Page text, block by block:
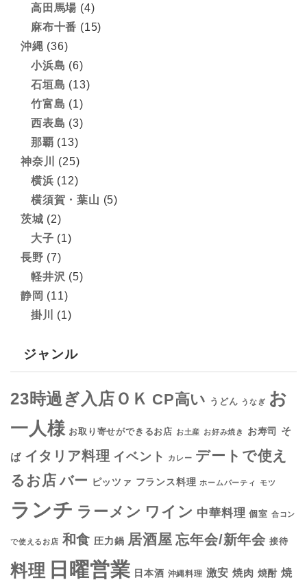
高田馬場 (4)
麻布十番 (15)
沖縄 (36)
小浜島 (6)
石垣島 (13)
竹富島 (1)
西表島 (3)
那覇 (13)
神奈川
(25)
横浜 (12)
横須賀・葉山 (5)
茨城 (2)
大子 (1)
長野 (7)
軽井沢 (5)
静岡 (11)
掛川
(1)
ジャンル
23時過ぎ入店ＯＫ CP高い うどん うなぎ お
一人様 お取り寄せができるお店 お土産 お好み焼き お寿司 そ
ば イタリア料理 イベント カレー デートで使え
るお店 バー ピッツァ フランス料理 ホームパーティ モツ
ランチ ラーメン ワイン 中華料理 個室 合コン
で使えるお店 和食 圧力鍋 居酒屋 忘年会/新年会 接待
料理 日曜営業 日本酒 沖縄料理 激安 焼肉 焼酎 焼